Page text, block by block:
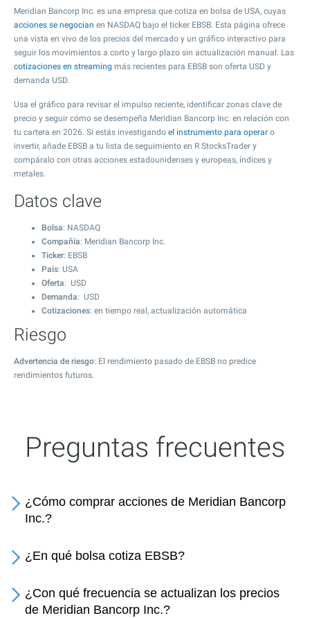
Meridian Bancorp Inc. es una empresa que cotiza en bolsa de USA, cuyas
acciones se negocian en NASDAQ bajo el ticker EBSB. Esta página ofrece
una vista en vivo de los precios del mercado y un gráfico interactivo para
seguir los movimientos a corto y largo plazo sin actualización manual. Las
cotizaciones en streaming más recientes para EBSB son oferta USD y
demanda USD.
Usa el gráfico para revisar el impulso reciente, identificar zonas clave de
precio y seguir cómo se desempeña Meridian Bancorp Inc. en relación con
tu cartera en 2026. Si estás investigando el instrumento para operar o
invertir, añade EBSB a tu lista de seguimiento en R StocksTrader y
compáralo con otras acciones estadounidenses y europeas, índices y
metales.
Datos clave
Bolsa: NASDAQ
Compañía: Meridian Bancorp Inc.
Ticker: EBSB
País: USA
Oferta: USD
Demanda: USD
Cotizaciones: en tiempo real, actualización automática
Riesgo
Advertencia de riesgo: El rendimiento pasado de EBSB no predice
rendimientos futuros.
Preguntas frecuentes
¿Cómo comprar acciones de Meridian Bancorp
Inc.?
¿En qué bolsa cotiza EBSB?
¿Con qué frecuencia se actualizan los precios
de Meridian Bancorp Inc.?